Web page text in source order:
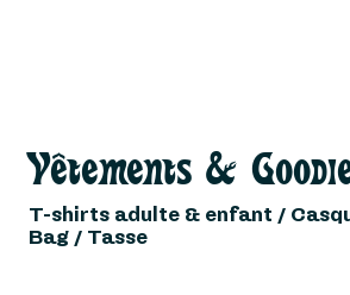
1 VÊTEMENTS &
2 GUIDES RANDOS
Vêtements &
T-shirts adulte & enfant /
Bag / Tasse